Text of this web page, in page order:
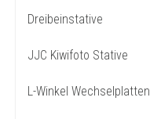
Dreibeinstative
JJC Kiwifoto Stative
L-Winkel Wechselplatten